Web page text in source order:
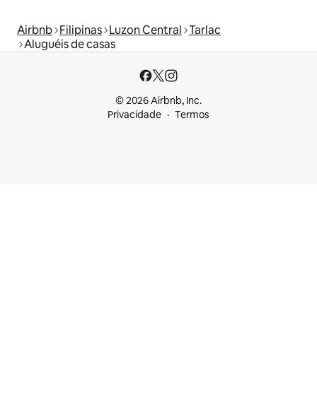
Airbnb Filipinas Luzon Central Tarlac
Aluguéis de casas
© 2026 Airbnb, Inc.
Privacidade
Termos